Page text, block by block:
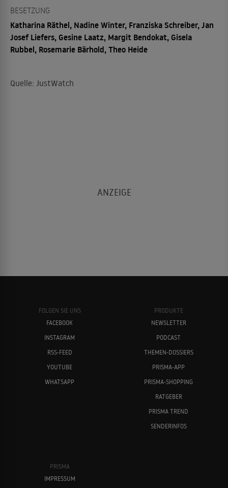
BESETZUNG
Katharina Räthel, Nadine Winter, Franziska Schreiber, Jan
Josef Liefers, Gesine Laatz, Margit Bendokat, Gisela
Rubbel, Rosemarie Bärhold, Theo Heide
Quelle: JustWatch
FOLGEN SIE UNS
FACEBOOK
INSTAGRAM
RSS-FEED
YOUTUBE
WHATSAPP
PRODUKTE
NEWSLETTER
PODCAST
THEMEN-DOSSIERS
PRISMA-APP
PRISMA-SHOPPING
RATGEBER
PRISMA TREND
SENDERINFOS
PRISMA
IMPRESSUM